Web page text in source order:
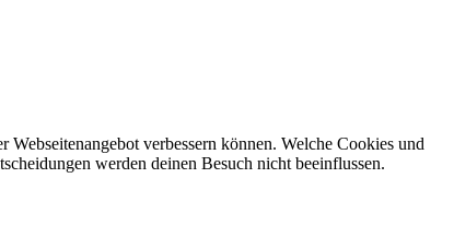
verbessern können. Welche Cookies und
werden deinen Besuch nicht beeinflussen.